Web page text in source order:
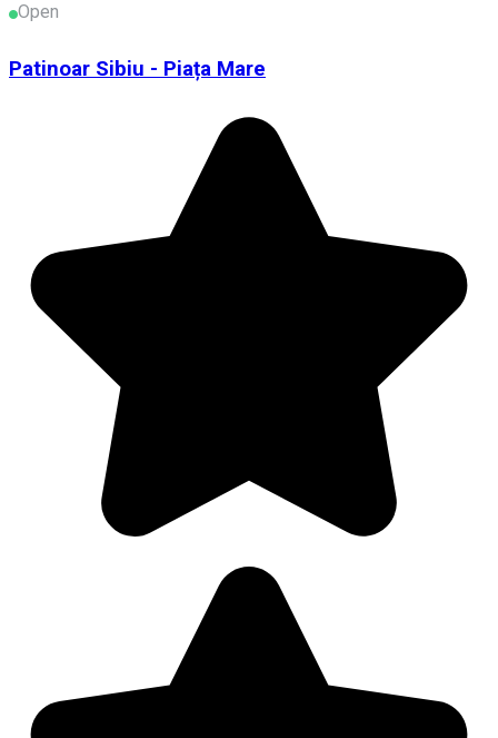
Open
Patinoar Sibiu - Piața Mare